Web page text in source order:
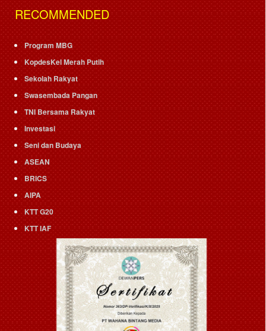
RECOMMENDED
Program MBG
KopdesKel Merah Putih
Sekolah Rakyat
Swasembada Pangan
TNI Bersama Rakyat
Investasi
Seni dan Budaya
ASEAN
BRICS
AIPA
KTT G20
KTT IAF